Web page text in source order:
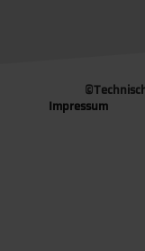
©
Impressum